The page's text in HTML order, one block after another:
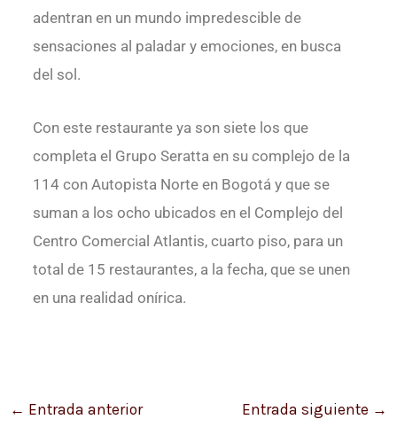
adentran en un mundo impredescible de
sensaciones al paladar y emociones, en busca
del sol.
Con este restaurante ya son siete los que
completa el Grupo Seratta en su complejo de la
114 con Autopista Norte en Bogotá y que se
suman a los ocho ubicados en el Complejo del
Centro Comercial Atlantis, cuarto piso, para un
total de 15 restaurantes, a la fecha, que se unen
en una realidad onírica.
← Entrada anterior Entrada siguiente →